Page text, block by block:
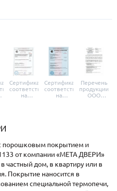
Сертификат
соответствия
на
Сертификат
соответствия
на
Перечень
продукции
ООО
порошковым покрытием и
от компании «МЕТА ДВЕРИ»
частный дом, в квартиру или в
Покрытие наносится в
специальной термопечи,